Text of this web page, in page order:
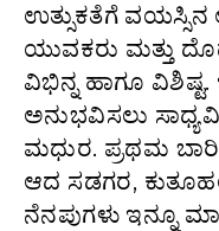
ಉತ್ಸುಕತೆಗೆ ವಯಸ್ಸಿನ
ಯುವಕರು ಮತ್ತು
ವಿಭಿನ್ನ ಹಾಗೂ ವಿಶಿಷ್ಟ.
ಅನುಭವಿಸಲು
ಮಧುರ. ಪ್ರಥಮ
ಆದ ಸಡಗರ,
ನೆನಪುಗಳು ಇನ್ನೂ